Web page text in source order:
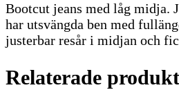
Bootcut jeans med låg midja.
har utsvängda ben med
justerbar resår i midjan och
Relaterade